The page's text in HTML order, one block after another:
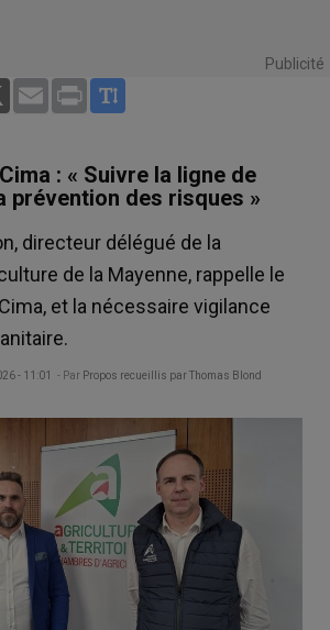
Publicité
X Email Print
: « Suivre la ligne de
prévention des risques »
directeur délégué de la
de la Mayenne, rappelle le
et la nécessaire vigilance
- 11:01 - Par Propos recueillis par Thomas Blond